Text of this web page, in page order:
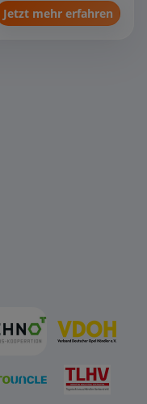
Jetzt mehr erfahren